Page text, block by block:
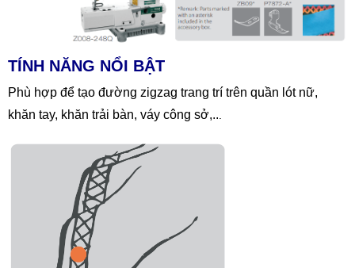
TÍNH NĂNG NỔI BẬT
Phù hợp để tạo đường zigzag trang trí trên quần lót nữ,
khăn tay, khăn trải bàn, váy công sở,..